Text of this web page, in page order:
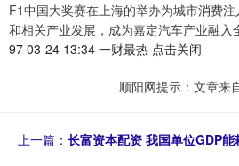
F1中国大奖赛在上海的举办为城市消费
和相关产业发展，成为嘉定汽车产业融入
97 03-24 13:34 一财最热 点击关闭
顺阳网提示：文章来
上一篇： 长富资本配资 我国单位GDP